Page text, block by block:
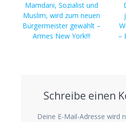
Vorheriger
Beitrag:
Mamdani, Sozialist und
Muslim, wird zum neuen
Bürgermeister gewählt –
Armes New York!!!
–
Schreibe einen
Deine E-Mail-Adresse wird